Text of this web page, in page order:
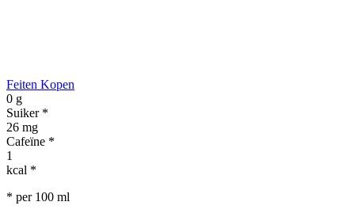
Feiten Kopen
0 g
Suiker *
26 mg
Cafeïne *
1
kcal *
* per 100 ml